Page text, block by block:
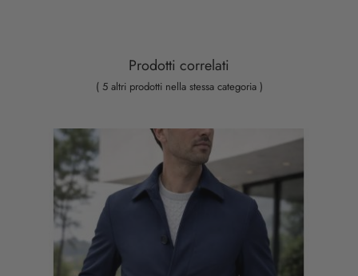
Prodotti correlati
( 5 altri prodotti nella stessa categoria )